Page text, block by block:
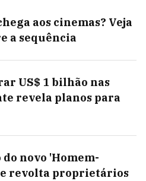
aos cinemas? Veja
a sequência
US$ 1 bilhão nas
revela planos para
novo 'Homem-
revolta proprietários